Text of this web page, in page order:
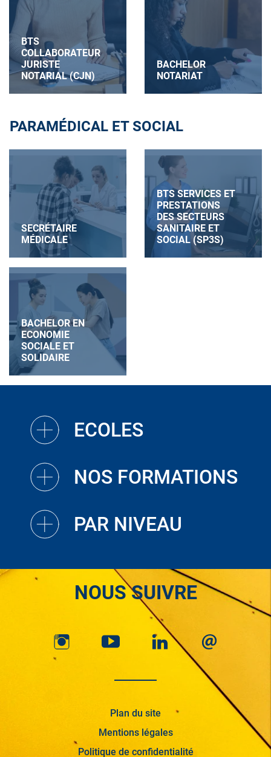
BTS
COLLABORATEUR
JURISTE
NOTARIAL (CJN)
BACHELOR
NOTARIAT
PARAMÉDICAL ET SOCIAL
SECRÉTAIRE
MÉDICALE
BTS SERVICES ET
PRESTATIONS
DES SECTEURS
SANITAIRE ET
SOCIAL (SP3S)
BACHELOR EN
ECONOMIE
SOCIALE ET
SOLIDAIRE
ECOLES
NOS FORMATIONS
PAR NIVEAU
NOUS SUIVRE
Plan du site
Mentions légales
Politique de confidentialité